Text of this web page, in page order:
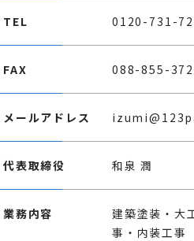
TEL 0120-731-
FAX 088-855-
メールアドレス
代表取締役 和泉 潤
業務内容
建築塗装・大
事・内装工事